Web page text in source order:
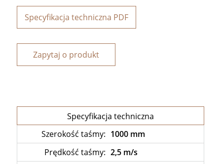
Specyfikacja techniczna PDF
Zapytaj o produkt
Specyfikacja techniczna
Szerokość taśmy: 1000 mm
Prędkość taśmy: 2,5 m/s